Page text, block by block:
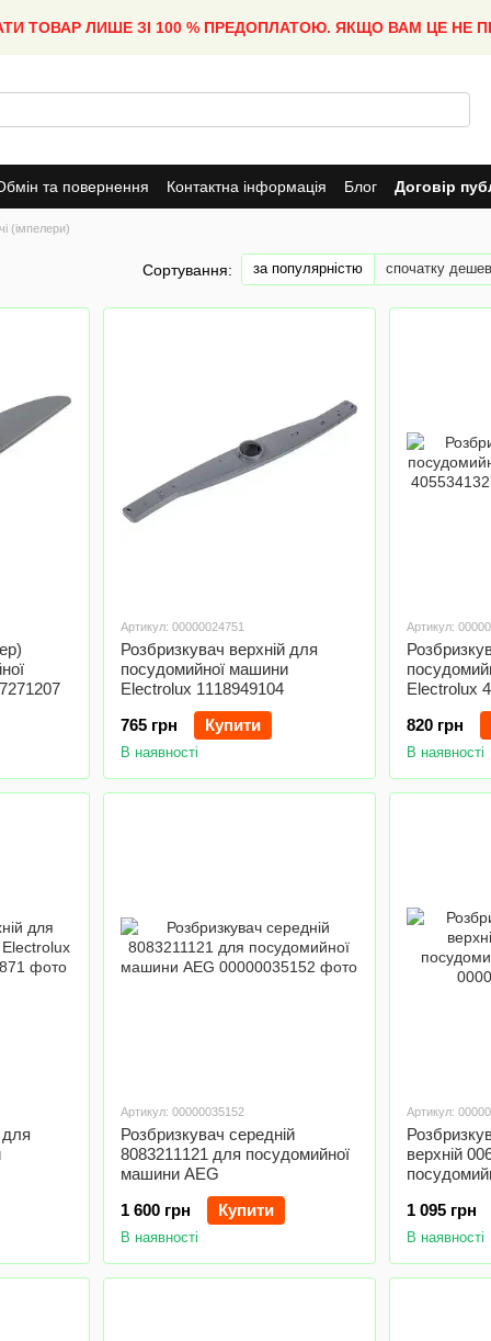
ТОВАР ЛИШЕ ЗІ 100 % ПРЕДОПЛАТОЮ. ЯКЩО ВАМ ЦЕ НЕ
та повернення Контактна інформація Блог Договір
(імпелери)
Сортування: за популярністю спочатку
Артикул: 00000024751
Розбризкувач верхній для
посудомийної машини
Electrolux 1118949104
765 грн
Купити
В наявності
Артикул:
Electrolux
820 грн
В наявності
для
Артикул: 00000035152
Розбризкувач середній
8083211121 для посудомийної
машини AEG
1 600 грн
Купити
В наявності
Артикул:
верхній
1 095 грн
В наявності